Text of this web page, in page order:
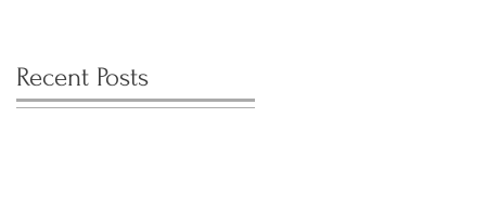
Recent Posts